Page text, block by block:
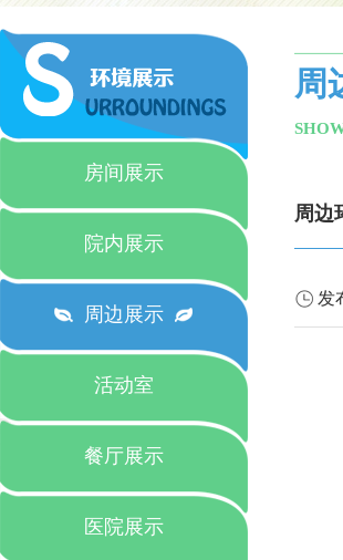
房间展示
院内展示
周边展示
活动室
餐厅展示
医院展示
周
周边
发